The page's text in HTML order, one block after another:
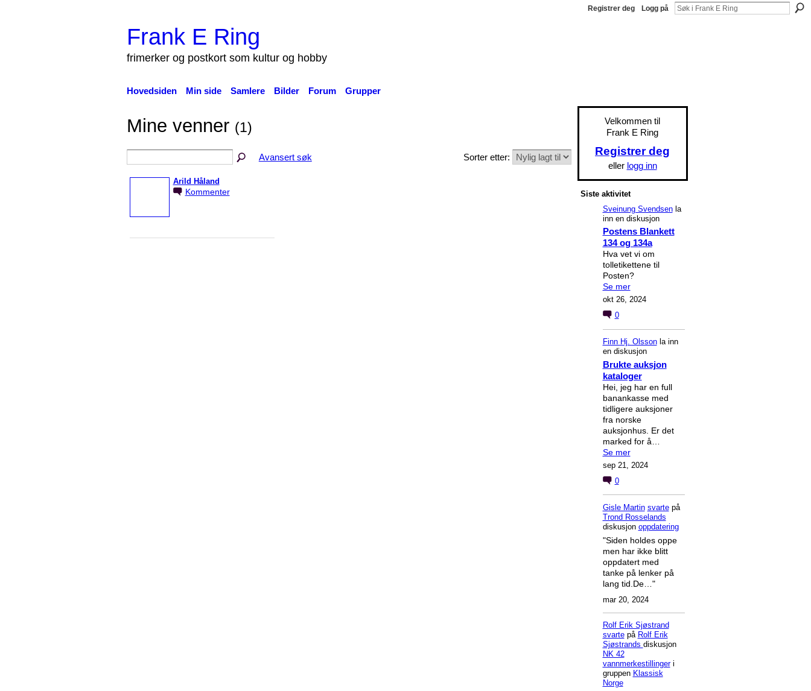
Registrer deg Logg på
Frank E Ring
frimerker og postkort som kultur og hobby
Hovedsiden Min side Samlere Bilder Forum Grupper
Mine venner (1)
Avansert søk Sorter etter:
Arild Håland
Kommenter
Velkommen til
Frank E Ring
Registrer deg
eller logg inn
Siste aktivitet
Sveinung Svendsenla
inn en diskusjon
Postens Blankett
134 og 134a
Hva vet vi om
tolletikettene til
Posten?
Se mer
okt 26, 2024
0
Finn Hj. Olssonla inn
en diskusjon
Brukte auksjon
kataloger
Hei, jeg har en full
banankasse med
tidligere auksjoner
fra norske
auksjonhus. Er det
marked for å…
Se mer
sep 21, 2024
0
Gisle Martin svartepå
Trond Rosselands
diskusjon oppdatering
"Siden holdes oppe
men har ikke blitt
oppdatert med
tanke på lenker på
lang tid.De…"
mar 20, 2024
Rolf Erik Sjøstrand
svartepå Rolf Erik
Sjøstrands diskusjon
NK 42
vannmerkestillingeri
gruppen Klassisk
Norge